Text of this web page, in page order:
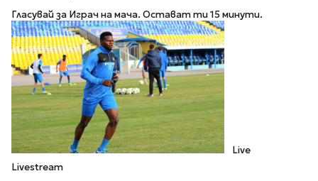
Гласувай за Играч на мача. Остават ти 15 минути.
Live
Livestream